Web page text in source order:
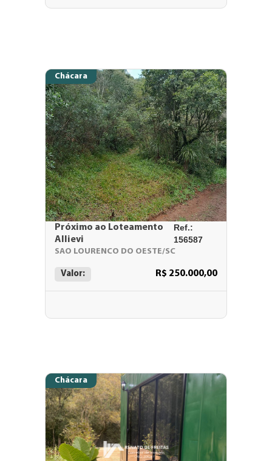
Chácara
Próximo ao Loteamento
Allievi
Ref.:
156587
SAO LOURENCO DO OESTE/SC
Valor: R$ 250.000,00
Chácara